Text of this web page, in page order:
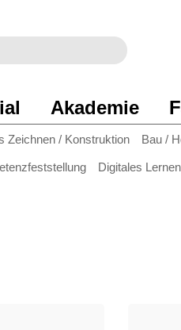
Zeichnen / Konstruktion Bau /
Digitales Lernen
Akademie